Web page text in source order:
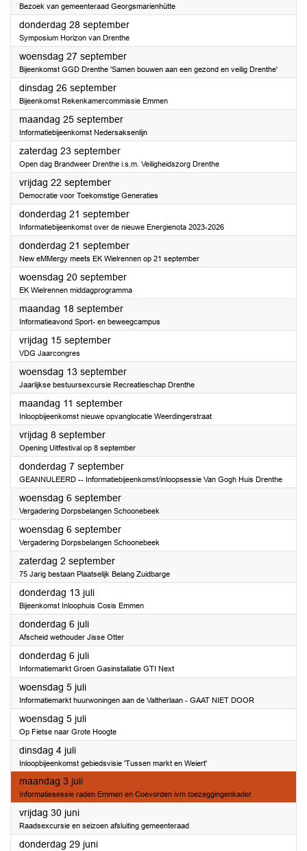
Bezoek van gemeenteraad Georgsmarienhütte
donderdag 28 september2023
Symposium Horizon van Drenthe
woensdag 27 september2023
Bijeenkomst GGD Drenthe 'Samen bouwen aan een gezond en veilig Drenthe'
dinsdag 26 september2023
Bijeenkomst Rekenkamercommissie Emmen
maandag 25 september2023
Informatiebijeenkomst Nedersaksenlijn
zaterdag 23 september2023
Open dag Brandweer Drenthe i.s.m. Veiligheidszorg Drenthe
vrijdag 22 september2023
Democratie voor Toekomstige Generaties
donderdag 21 september2023
Informatiebijeenkomst over de nieuwe Energienota 2023-2026
donderdag 21 september2023
New eMMergy meets EK Wielrennen op 21 september
woensdag 20 september2023
EK Wielrennen middagprogramma
maandag 18 september2023
Informatieavond Sport- en beweegcampus
vrijdag 15 september2023
VDG Jaarcongres
woensdag 13 september2023
Jaarlijkse bestuursexcursie Recreatieschap Drenthe
maandag 11 september2023
Inloopbijeenkomst nieuwe opvanglocatie Weerdingerstraat
vrijdag 8 september2023
Opening Uitfestival op 8 september
donderdag 7 september2023
GEANNULEERD -- Informatiebijeenkomst/inloopsessie Van Gogh Huis Drenthe
woensdag 6 september2023
Vergadering Dorpsbelangen Schoonebeek
woensdag 6 september2023
Vergadering Dorpsbelangen Schoonebeek
zaterdag 2 september2023
75 Jarig bestaan Plaatselijk Belang Zuidbarge
donderdag 13 juli2023
Bijeenkomst Inloophuis Cosis Emmen
donderdag 6 juli2023
Afscheid wethouder Jisse Otter
donderdag 6 juli2023
Informatiemarkt Groen Gasinstallatie GTI Next
woensdag 5 juli2023
Informatiemarkt huurwoningen aan de Valtherlaan - GAAT NIET DOOR
woensdag 5 juli2023
Op Fietse naar Grote Hoogte
dinsdag 4 juli2023
Inloopbijeenkomst gebiedsvisie 'Tussen markt en Weiert'
maandag 3 juli2023
Informatiesessie raden Emmen en Coevorden ivm toezeggingenkader
vrijdag 30 juni2023
Raadsexcursie en seizoen afsluiting gemeenteraad
donderdag 29 juni2023